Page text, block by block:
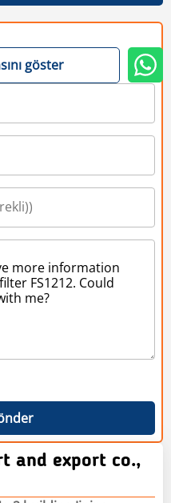
göster
and export co.,